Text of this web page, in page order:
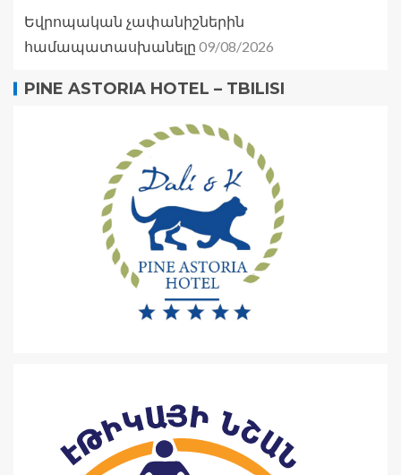
Եվրոպական չափանիշներին
համապատասխանելը 09/08/2026
PINE ASTORIA HOTEL – TBILISI